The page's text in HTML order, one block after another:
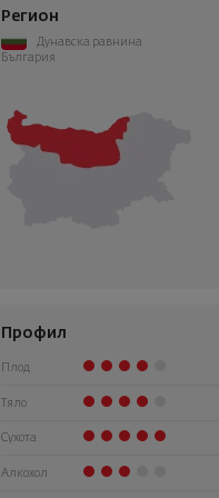
Регион
Дунавска равнина
България
Профил
Плод
Тяло
Сухота
Алкохол